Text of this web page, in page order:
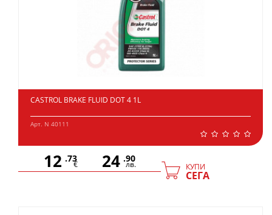
CASTROL BRAKE FLUID DOT 4 1L
Арт. N 40111
12 .73
€ 24 .90
лв. КУПИ
СЕГА